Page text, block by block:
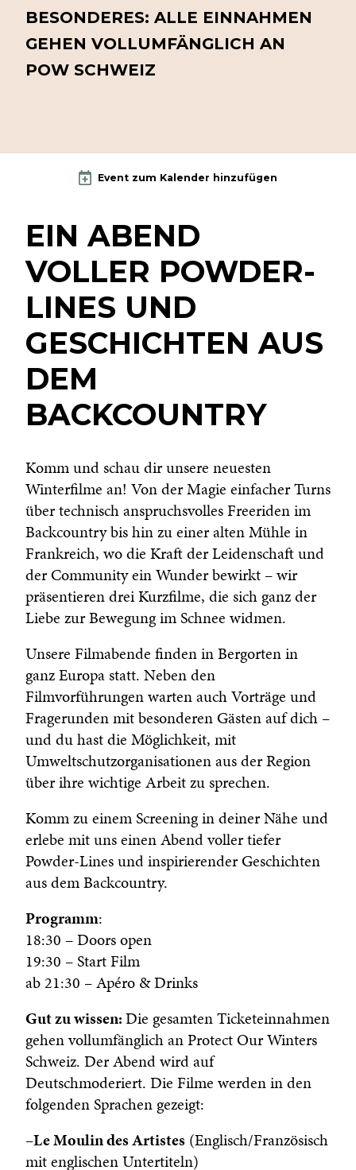
BESONDERES: ALLE EINNAHMEN
GEHEN VOLLUMFÄNGLICH AN
POW SCHWEIZ
Event zum Kalender hinzufügen
EIN ABEND
VOLLER POWDER-
LINES UND
GESCHICHTEN AUS
DEM
BACKCOUNTRY
Komm und schau dir unsere neuesten
Winterfilme an! Von der Magie einfacher Turns
über technisch anspruchsvolles Freeriden im
Backcountry bis hin zu einer alten Mühle in
Frankreich, wo die Kraft der Leidenschaft und
der Community ein Wunder bewirkt – wir
präsentieren drei Kurzfilme, die sich ganz der
Liebe zur Bewegung im Schnee widmen.
Unsere Filmabende finden in Bergorten in
ganz Europa statt. Neben den
Filmvorführungen warten auch Vorträge und
Fragerunden mit besonderen Gästen auf dich –
und du hast die Möglichkeit, mit
Umweltschutzorganisationen aus der Region
über ihre wichtige Arbeit zu sprechen.
Komm zu einem Screening in deiner Nähe und
erlebe mit uns einen Abend voller tiefer
Powder-Lines und inspirierender Geschichten
aus dem Backcountry.
Programm:
18:30 – Doors open
19:30 – Start Film
ab 21:30 – Apéro & Drinks
Gut zu wissen:Die gesamten Ticketeinnahmen
gehen vollumfänglich an Protect Our Winters
Schweiz. Der Abend wird auf
Deutschmoderiert. Die Filme werden in den
folgenden Sprachen gezeigt:
–Le Moulin des Artistes(Englisch/Französisch
mit englischen Untertiteln)